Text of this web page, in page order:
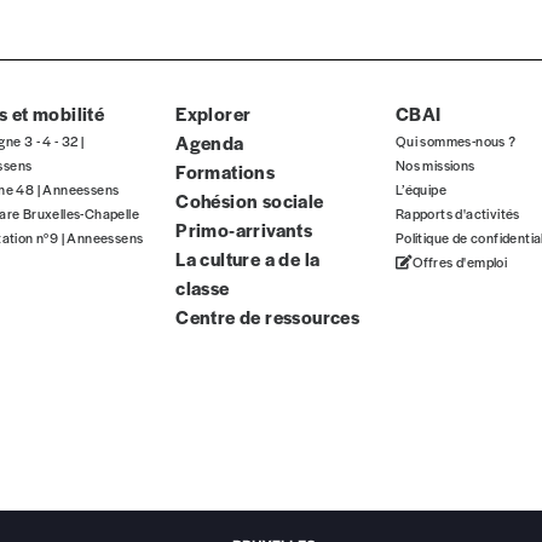
papier ou numérique.
BE34 0010 7305 2190avec en communication le numéro
moment, même après avoir reçu plusieurs numéros. Ce
et mobilité
3 - 4 - 32 |
48 | Anneessens
Bruxelles-Chapelle
n°9 | Anneessens
Explorer
Agenda
Formations
Cohésion sociale
Primo-arrivants
La culture a de la
classe
Centre de ressources
CBAI
Qui sommes-nous ?
Nos missions
L’équipe
Rapports d'activités
Politique de
Offres d'emploi